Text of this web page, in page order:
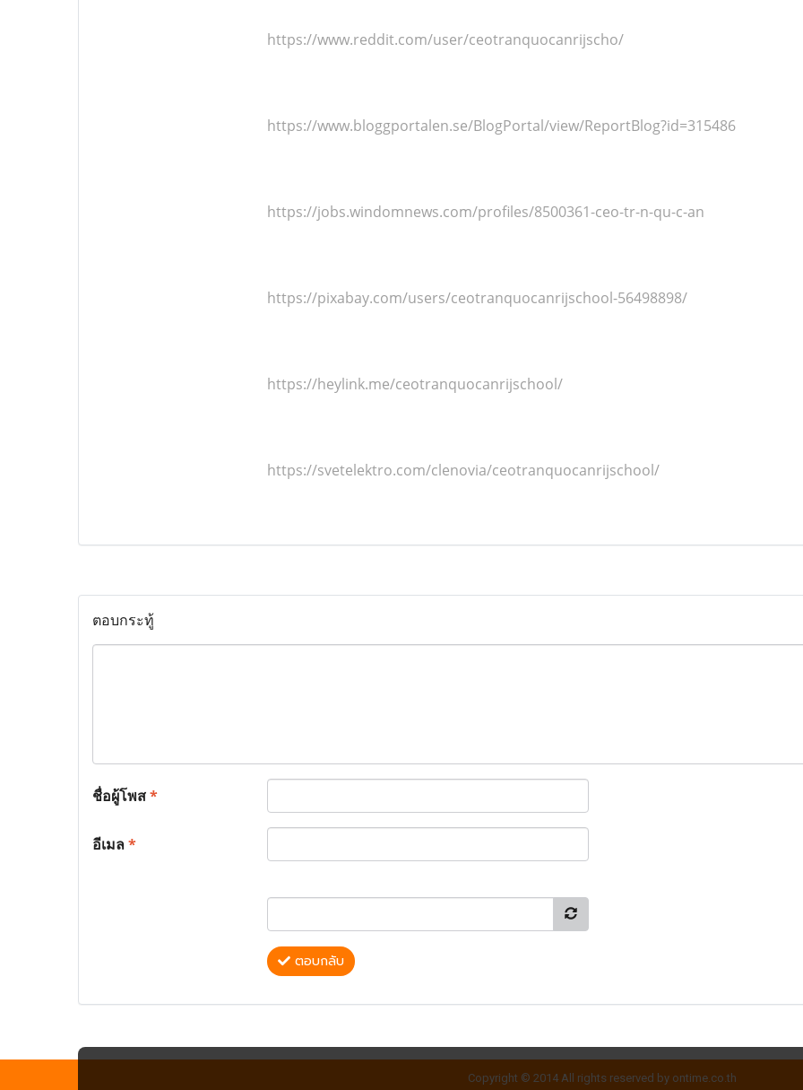
https://www.reddit.com/user/ceotranquocanrijscho/
https://www.bloggportalen.se/BlogPortal/view/ReportBlog?id=315486
https://jobs.windomnews.com/profiles/8500361-ceo-tr-n-qu-c-an
https://pixabay.com/users/ceotranquocanrijschool-56498898/
https://heylink.me/ceotranquocanrijschool/
https://svetelektro.com/clenovia/ceotranquocanrijschool/
ตอบกระทู้
ชื่อผู้โพส*
อีเมล*
ตอบกลับ
Copyright © 2014 All rights reserved by ontime.co.th